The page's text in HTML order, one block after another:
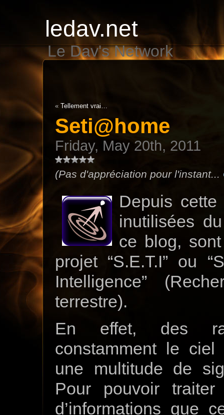
ledav.net
Le Dav's Network
« Tellement vrai…
Seti@home
Friday, May 20th, 2011
(Pas d'appréciation pour l'instant...
Depuis
inutilisées
ce blog,
projet “S.E.T.I” ou
Intelligence”
terrestre).
En effet, des
constamment le
une multitude de
Pour pouvoir
d’informations que